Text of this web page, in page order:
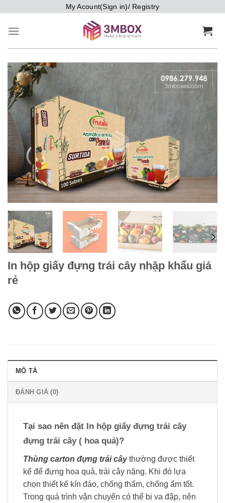
nội
My Acount(Sign in)/ Registry
In hộp giấy đựng trái cây nhập khẩu giá
rẻ
MÔ TẢ
ĐÁNH GIÁ (0)
Tại sao nên đặt In hộp giấy đựng trái cây
đựng trái cây ( hoa quả)?
Thùng carton đựng trái câythường được thiết
kế để đựng hoa quả, trái cây nặng. Khi đó lựa
chọn thiết kế kín đáo, chống thấm, chống ẩm tốt.
Trong quá trình vận chuyển có thể bị va đập, nên